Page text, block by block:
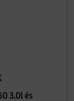
3.0l és